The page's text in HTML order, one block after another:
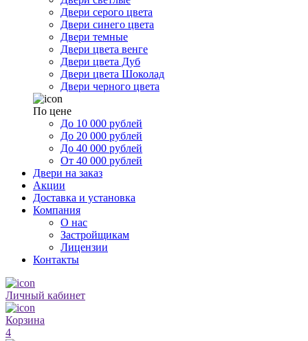
Двери серого цвета
Двери синего цвета
Двери темные
Двери цвета венге
Двери цвета Дуб
Двери цвета Шоколад
Двери черного цвета
По цене
До 10 000 рублей
До 20 000 рублей
До 40 000 рублей
От 40 000 рублей
Двери на заказ
Акции
Доставка и установка
Компания
О нас
Застройщикам
Лицензии
Контакты
Личный кабинет
Корзина
4